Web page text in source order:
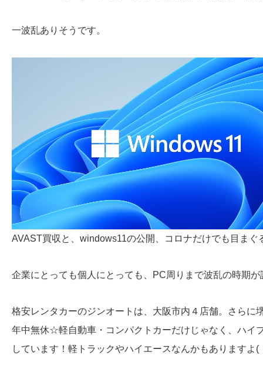
一波乱ありそうです。
AVAST買収と、windows11の公開、コロナだけでも目まぐ
企業にとっても個人にとっても、PC周りまで波乱の時期
格安レンタカーのジンオートは、大阪市内４店舗。さらに
年中無休☆軽自動車・コンパクトカーだけじゃなく、ハイ
しています！軽トラックやハイエースなんかもありますよ(